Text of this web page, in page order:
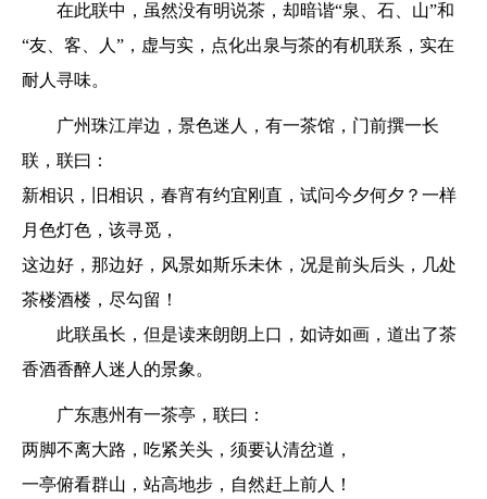
在此联中，虽然没有明说茶，却暗谐“泉、石、山”和
“友、客、人”，虚与实，点化出泉与茶的有机联系，实在
耐人寻味。
广州珠江岸边，景色迷人，有一茶馆，门前撰一长
联，联曰：
新相识，旧相识，春宵有约宜刚直，试问今夕何夕？一样
月色灯色，该寻觅，
这边好，那边好，风景如斯乐未休，况是前头后头，几处
茶楼酒楼，尽勾留！
此联虽长，但是读来朗朗上口，如诗如画，道出了茶
香酒香醉人迷人的景象。
广东惠州有一茶亭，联曰：
两脚不离大路，吃紧关头，须要认清岔道，
一亭俯看群山，站高地步，自然赶上前人！